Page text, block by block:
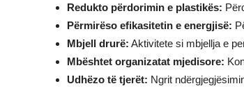
Redukto përdorimin e plastikës:
Përmirëso efikasitetin e energjisë:
Mbjell drurë: Aktivitete si mbjellja e
Mbështet organizatat mjedisore:
Udhëzo të tjerët: Ngrit